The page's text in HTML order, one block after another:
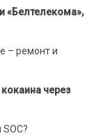
«Белтелекома»,
– ремонт и
через